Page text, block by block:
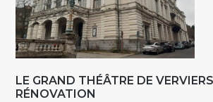
LE GRAND THÉÂTRE DE
RÉNOVATION